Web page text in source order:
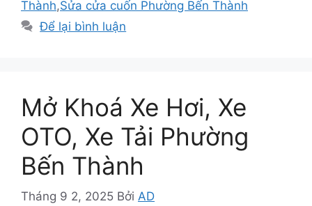
Thành,Sửa cửa cuốn Phường Bến Thành
Để lại bình luận
Mở Khoá Xe Hơi, Xe
OTO, Xe Tải Phường
Bến Thành
Tháng 9 2, 2025 Bởi AD